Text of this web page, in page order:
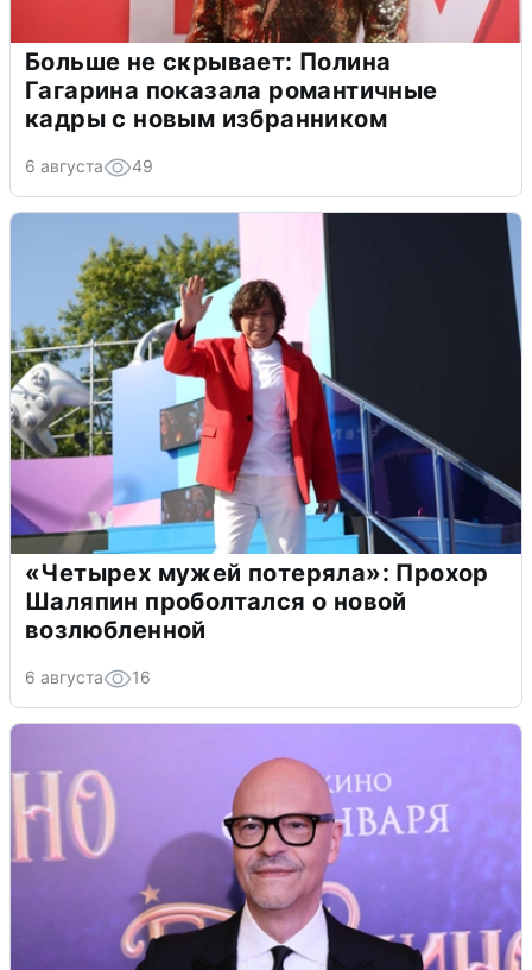
Больше не скрывает: Полина
Гагарина показала романтичные
кадры с новым избранником
6 августа 49
«Четырех мужей потеряла»: Прохор
Шаляпин проболтался о новой
возлюбленной
6 августа 16